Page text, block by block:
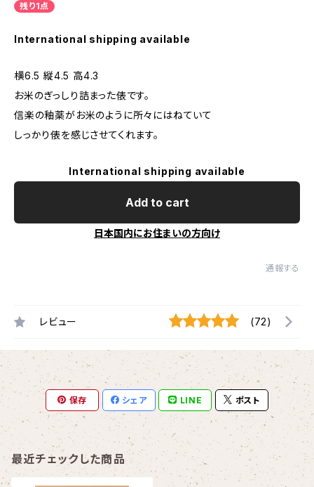
残り1点
International shipping available
横6.5 縦4.5 高4.3
お米のぎっしり詰まった俵です。
信楽の釉薬がお米のように所々にはねていて
しっかり俵を感じさせてくれます。
International shipping available
Add to cart
日本国内にお住まいの方向け
通報する
レビュー (72)
保存 シェア LINE ポスト
最近チェックした商品